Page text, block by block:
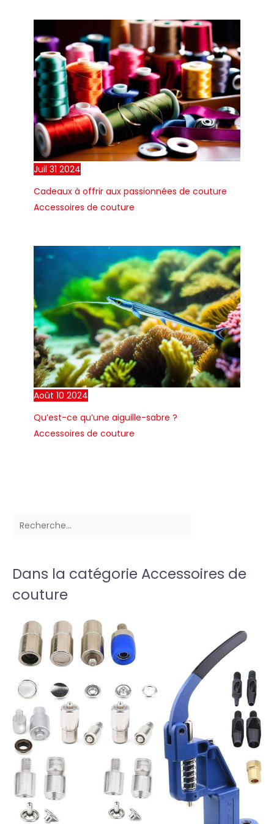
au design
incomparable et au
rapport qualité-prix
inégalé.
Juil 31 2024
Cadeaux à offrir aux passionnées de couture
Accessoires de couture
Août 10 2024
Qu’est-ce qu’une aiguille-sabre ?
Accessoires de couture
Dans la catégorie Accessoires de
couture